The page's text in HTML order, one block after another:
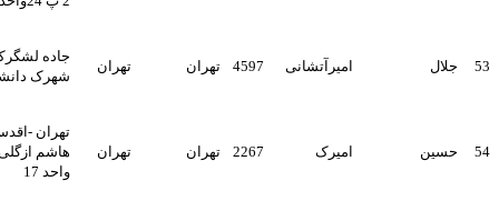
امیرآتشانی 4597 تهران تهران
جاده لشگرک- سه راه ازگل-
شهرک دانشگاه-
امیرک 2267 تهران تهران
تهران -اقدسیه- ازگل- خیابان
هاشم ازگلی-کوچه گل پ 9